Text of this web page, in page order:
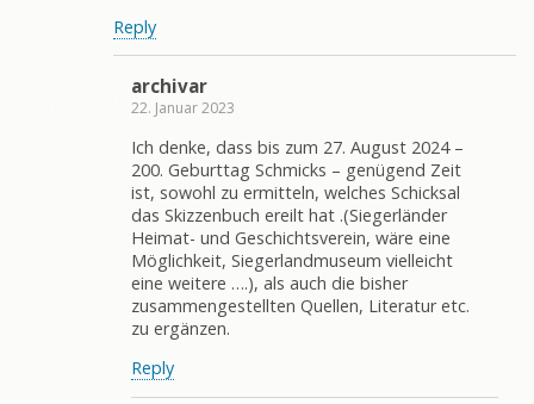
Reply
archivar
22. Januar 2023
Ich denke, dass bis zum 27. August 2024 –
200. Geburttag Schmicks – genügend Zeit
ist, sowohl zu ermitteln, welches Schicksal
das Skizzenbuch ereilt hat .(Siegerländer
Heimat- und Geschichtsverein, wäre eine
Möglichkeit, Siegerlandmuseum vielleicht
eine weitere ….), als auch die bisher
zusammengestellten Quellen, Literatur etc.
zu ergänzen.
Reply